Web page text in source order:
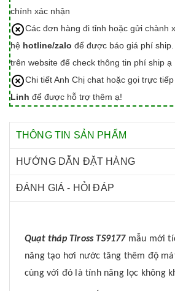
chính xác nhận
Các đơn hàng đi tỉnh hoặc gửi chành
hệ hotline/zalo để được báo giá phí
trên website để check thông tin phí ship ạ
Chi tiết Anh Chị chat hoặc gọi trực
Linh để được hỗ trợ thêm ạ!
THÔNG TIN SẢN PHẨM
HƯỚNG DẪN ĐẶT HÀNG
ĐÁNH GIÁ - HỎI ĐÁP
Quạt tháp Tiross TS9177mẫu mới
năng tạo hơi nước tăng thêm độ
cùng với đó là tính năng lọc không